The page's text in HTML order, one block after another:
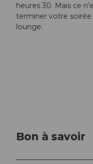
heures 30. Mais ce
terminer votre
lounge.
Bon à savoir